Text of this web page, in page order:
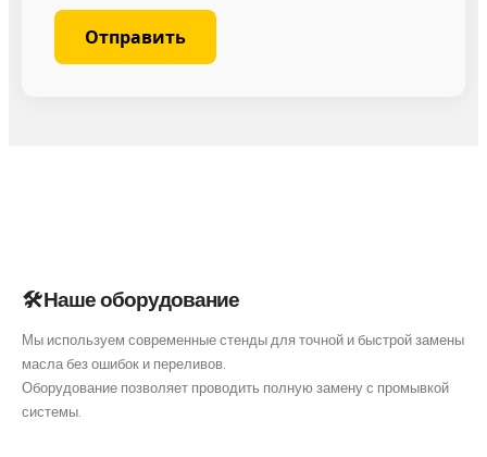
🛠 Наше оборудование
Мы используем современные стенды для точной и быстрой замены
масла без ошибок и переливов.
Оборудование позволяет проводить полную замену с промывкой
системы.